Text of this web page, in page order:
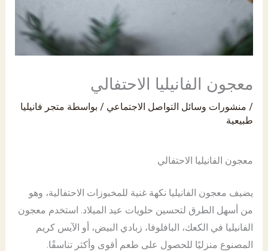
معجون الفانيليا الاحتفالي
/ منشورات وسائل التواصل الاجتماعي / بواسطة متجر فانيليا
طبيعية
معجون الفانيليا الاحتفالي
يضيف معجون الفانيليا نكهة غنية للمخبوزات الاحتفالية، وهو
من أسهل الطرق لتحسين حلويات عيد الميلاد. استخدم معجون
الفانيليا في الكعك، البافلوفا، زبادي البيض، أو الآيس كريم
المصنوع منزليًا للحصول على طعم أقوى وأكثر تناسقًا.